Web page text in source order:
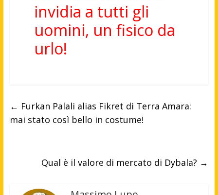
invidia a tutti gli
uomini, un fisico da
urlo!
← Furkan Palali alias Fikret di Terra Amara:
mai stato così bello in costume!
Qual è il valore di mercato di Dybala? →